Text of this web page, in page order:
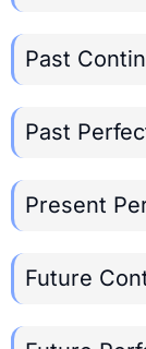
Past
Past
Present
Future